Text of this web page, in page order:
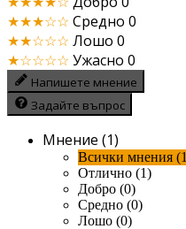
★★★☆☆ Средно 0
★★☆☆☆ Лошо 0
★☆☆☆☆ Ужасно 0
Напишете мнение
Задайте въпрос
Мнение (1)
Всички мнения
Отлично (1)
Добро (0)
Средно (0)
Лошо (0)